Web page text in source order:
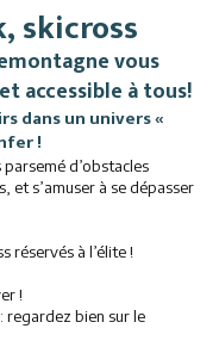
skicross
vous
accessible à tous!
dans un univers «
!
d’obstacles
et s’amuser à se dépasser
réservés à l’élite !
!
regardez bien sur le